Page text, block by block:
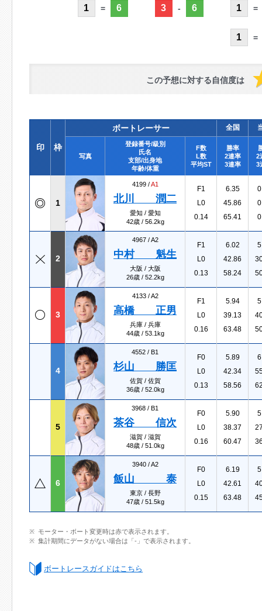
1 = 6 3 - 6 1 =
1 =
この予想に対する自信度は
印 枠
ボートレーサー 全国
写真
登録番号/級別
氏名
支部/出身地
年齢/体重
F数
L数
平均ST
勝率
2連率
3連率
2
3
1
4199 /A1
北川 潤二
愛知 / 愛知
42歳 / 56.2kg
F1
L0
0.14
6.35
45.86
65.41
2
4967 /A2
中村 魁生
大阪 / 大阪
26歳 / 52.2kg
F1
L0
0.13
6.02
42.86
58.24
3
4133 /A2
高橋 正男
兵庫 / 兵庫
44歳 / 53.1kg
F1
L0
0.16
5.94
39.13
63.48
4
4552 / B1
杉山 勝匡
佐賀 / 佐賀
36歳 / 52.0kg
F0
L0
0.13
5.89
42.34
58.56
5
3968 / B1
茶谷 信次
滋賀 / 滋賀
48歳 / 51.0kg
F0
L0
0.16
5.90
38.37
60.47
6
3940 /A2
飯山 泰
東京 / 長野
47歳 / 51.5kg
F0
L0
0.15
6.19
42.61
63.48
モーター・ボート変更時は赤で表示されます。
集計期間にデータがない場合は「-」で表示されます。
ボートレースガイドはこちら